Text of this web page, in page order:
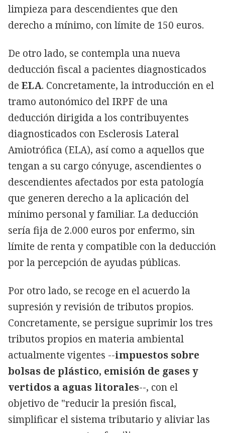
limpieza para descendientes que den
derecho a mínimo, con límite de 150 euros.
De otro lado, se contempla una nueva
deducción fiscal a pacientes diagnosticados
de ELA. Concretamente, la introducción en el
tramo autonómico del IRPF de una
deducción dirigida a los contribuyentes
diagnosticados con Esclerosis Lateral
Amiotrófica (ELA), así como a aquellos que
tengan a su cargo cónyuge, ascendientes o
descendientes afectados por esta patología
que generen derecho a la aplicación del
mínimo personal y familiar. La deducción
sería fija de 2.000 euros por enfermo, sin
límite de renta y compatible con la deducción
por la percepción de ayudas públicas.
Por otro lado, se recoge en el acuerdo la
supresión y revisión de tributos propios.
Concretamente, se persigue suprimir los tres
tributos propios en materia ambiental
actualmente vigentes --impuestos sobre
bolsas de plástico, emisión de gases y
vertidos a aguas litorales--, con el
objetivo de "reducir la presión fiscal,
simplificar el sistema tributario y aliviar las